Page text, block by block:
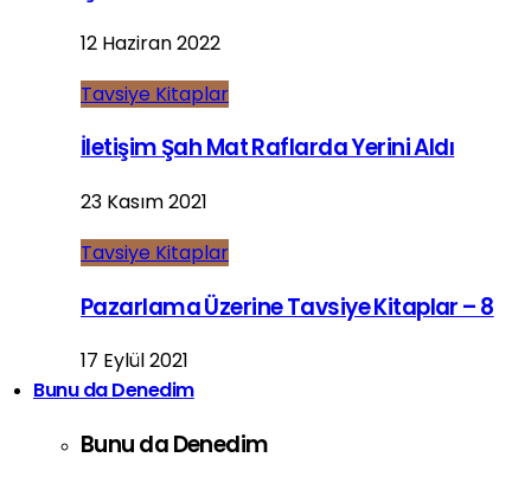
12 Haziran 2022
Tavsiye Kitaplar
İletişim Şah Mat Raflarda Yerini Aldı
23 Kasım 2021
Tavsiye Kitaplar
Pazarlama Üzerine Tavsiye Kitaplar – 8
17 Eylül 2021
Bunu da Denedim
Bunu da Denedim